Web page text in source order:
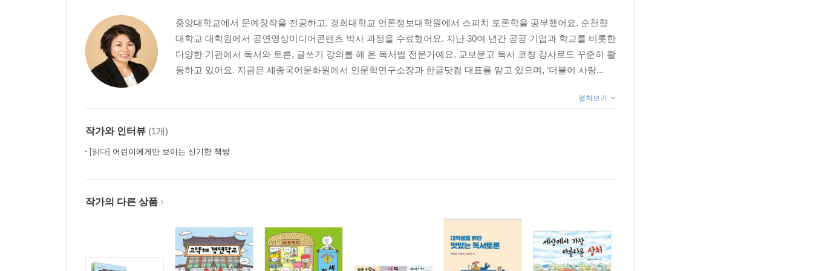
5장 KWL을 활용한 책 읽기 70
도란도란 책을 읽고 생각을 나누어요 · 75
1장 독서와 의사소통 76
4장 여러 가지 토론하는 방법 92
5장 독서 놀이를 통해 토론능력 키우기 119
1장 읽은 책을 내 것으로 오래 간직하는 독서감상문 쓰기 124
4장 독서 포트폴리오 만들기 150
중앙대학교에서 문예창작을 전공하고, 경희대학교 언론정보대학원에서 스피치 토론학을 공부했어요. 순천향
대학교 대학원에서 공연영상미디어콘텐츠 박사 과정을 수료했어요. 지난 30여 년간 공공 기업과 학교를 비롯한
다양한 기관에서 독서와 토론, 글쓰기 강의를 해 온 독서법 전문가예요. 교보문고 독서 코칭 강사로도 꾸준히 활
동하고 있어요. 지금은 세종국어문화원에서 인문학연구소장과 한글닷컴 대표를 맡고 있으며, ‘더불어 사랑...
펼쳐보기
작가와 인터뷰 (1개)
[읽다] 어린이에게만 보이는 신기한 책방
작가의 다른 상품